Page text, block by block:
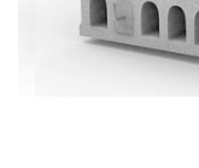
Сайдинг